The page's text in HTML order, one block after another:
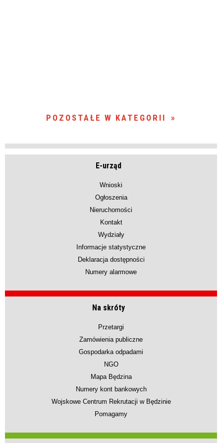
POZOSTAŁE W KATEGORII
E-urząd
Wnioski
Ogłoszenia
Nieruchomości
Kontakt
Wydziały
Informacje statystyczne
Deklaracja dostępności
Numery alarmowe
Na skróty
Przetargi
Zamówienia publiczne
Gospodarka odpadami
NGO
Mapa Będzina
Numery kont bankowych
Wojskowe Centrum Rekrutacji w Będzinie
Pomagamy